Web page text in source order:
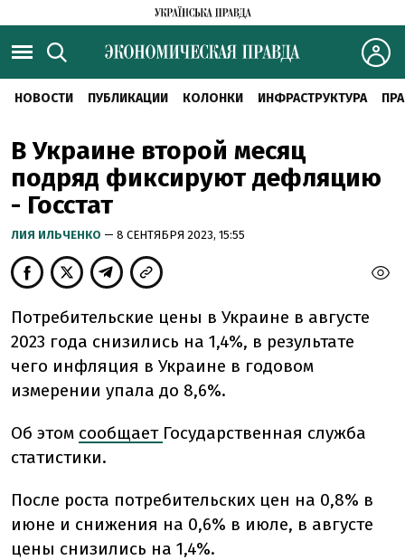
НОВОСТИ ПУБЛИКАЦИИ КОЛОНКИ ИНФРАСТРУКТУРА
В Украине второй месяц
подряд фиксируют дефляцию
- Госстат
ЛИЯ ИЛЬЧЕНКО — 8 СЕНТЯБРЯ 2023, 15:55
Потребительские цены в Украине в августе
2023 года снизились на 1,4%, в результате
чего инфляция в Украине в годовом
измерении упала до 8,6%.
Об этом сообщает Государственная служба
статистики.
После роста потребительских цен на 0,8% в
июне и снижения на 0,6% в июле, в августе
цены снизились на 1,4%.